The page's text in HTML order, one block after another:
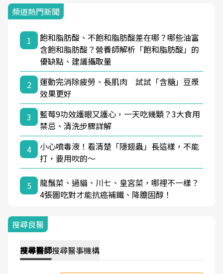
頻道熱門新聞
1
飽和脂肪酸、不飽和脂肪酸差在哪？哪些油富
含飽和脂肪酸？營養師解析「飽和脂肪酸」的
優缺點、建議攝取量
2
運動完消除疲勞、長肌肉 試試「含糖」豆漿
效果更好
3
藍莓9功效護眼又護心，一天吃幾顆？3大食用
禁忌、清洗步驟詳解
4
小心噴毒液！看清楚「隱翅蟲」長這樣，不能
打，要用吹的～
5
龍鬚菜、過貓、川七、皇宮菜，哪裡不一樣？
4張圖吃對才能抗癌補鐵、降膽固醇！
搜尋良醫
搜尋醫師搜尋醫事機構